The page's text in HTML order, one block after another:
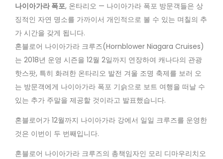
나이아가라 폭포, 온타리오 — 나이아가라 폭포 방문객들은 상
징적인 자연 명소를 가까이서 개인적으로 볼 수 있는 며칠의 추
가 시간을 갖게 됩니다.
혼블로어 나이아가라 크루즈(Hornblower Niagara Cruises)
는 2018년 운영 시즌을 12월 2일까지 연장하여 캐나다의 관광
핫스팟, 특히 화려한 온타리오 발전 겨울 조명 축제를 보러 오
는 방문객에게 나이아가라 폭포 기슭으로 보트 여행을 떠날 수
있는 추가 주말을 제공할 것이라고 발표했습니다.
혼블로어가 12월까지 나이아가라 강에서 일일 크루즈를 운영한
것은 이번이 두 번째입니다.
혼블로어 나이아가라 크루즈의 총책임자인 모리 디마우리치오